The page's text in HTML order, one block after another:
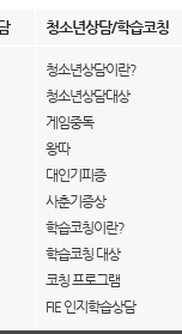
청소년상담/학습코칭
청소년상담이란?
청소년상담대상
게임중독
왕따
대인기피증
사춘기증상
학습코칭이란?
학습코칭 대상
코칭 프로그램
FIE 인지학습상담